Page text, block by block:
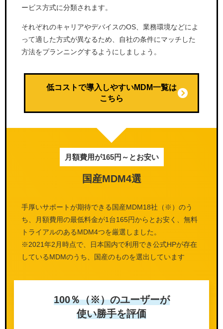
ービス方式に分類されます。
それぞれのキャリアやデバイスのOS、業務環境などによ
って適した方式が異なるため、自社の条件にマッチした
方法をプランニングするようにしましょう。
低コストで導入しやすいMDM一覧は
こちら
月額費用が165円～とお安い
国産MDM4選
手厚いサポートが期待できる国産MDM18社（※）のう
ち、月額費用の最低料金が1台165円からとお安く、無料
トライアルのあるMDM4つを厳選しました。
※2021年2月時点で、日本国内で利用でき公式HPが存在
しているMDMのうち、国産のものを選出しています
100％（※）のユーザーが
使い勝手を評価